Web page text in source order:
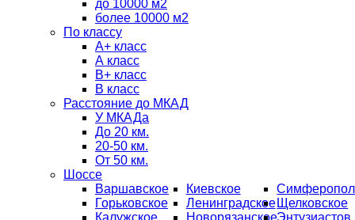
до 10000 м2
более 10000 м2
По классу
A+ класс
А класс
В+ класс
B класс
Расстояние до МКАД
У МКАДа
До 20 км.
20-50 км.
От 50 км.
Шоссе
Варшавское
Горьковское
Калужское
Киевское
Ленинградское
Новорязанское
Щелковское
Энтузиастов